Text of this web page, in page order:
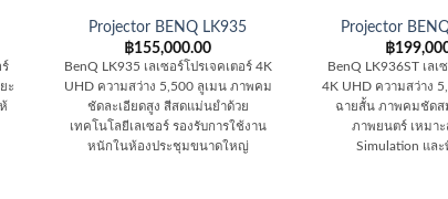
ร์
ะ
Projector BENQ LK935
฿155,000.00
BenQ LK935 เลเซอร์โปรเจคเตอร์ 4K
UHD ความสว่าง 5,500 ลูเมน ภาพคม
ชัดละเอียดสูง สีสดแม่นยำด้วย
เทคโนโลยีเลเซอร์ รองรับการใช้งาน
หนักในห้องประชุมขนาดใหญ่
Projector
฿
BenQ LK936ST เลเ
4K UHD ความสว่าง
ฉายสั้น ภาพคมชัดส
ภาพยนตร์ เหมา
Simulation แล